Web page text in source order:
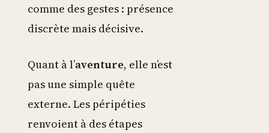
comme des gestes : présence
discrète mais décisive.
Quant à l’aventure, elle n’est
pas une simple quête
externe. Les péripéties
renvoient à des étapes